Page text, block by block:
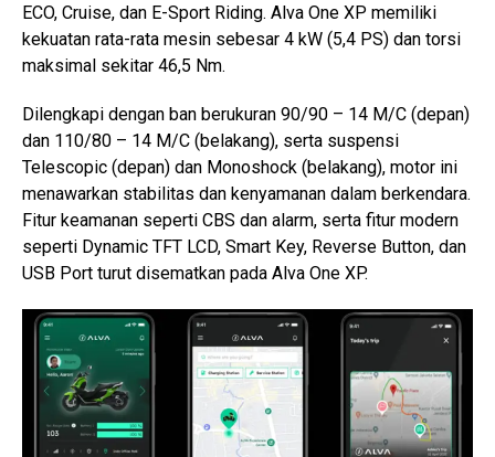
ECO, Cruise, dan E-Sport Riding. Alva One XP memiliki
kekuatan rata-rata mesin sebesar 4 kW (5,4 PS) dan torsi
maksimal sekitar 46,5 Nm.
Dilengkapi dengan ban berukuran 90/90 – 14 M/C (depan)
dan 110/80 – 14 M/C (belakang), serta suspensi
Telescopic (depan) dan Monoshock (belakang), motor ini
menawarkan stabilitas dan kenyamanan dalam berkendara.
Fitur keamanan seperti CBS dan alarm, serta fitur modern
seperti Dynamic TFT LCD, Smart Key, Reverse Button, dan
USB Port turut disematkan pada Alva One XP.